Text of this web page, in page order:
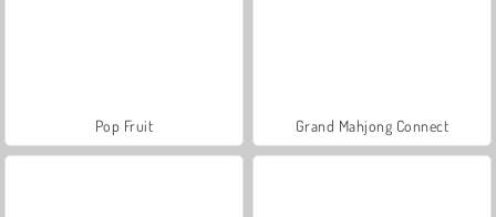
Pop Fruit Grand Mahjong Connect